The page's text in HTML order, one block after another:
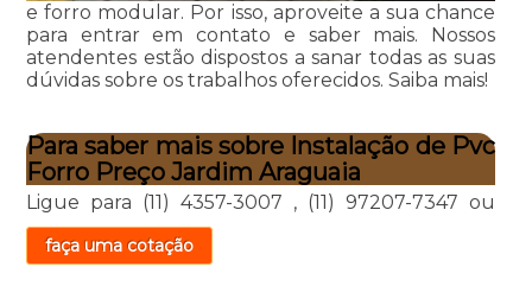
e forro modular. Por isso, aproveite a sua chance
para entrar em contato e saber mais. Nossos
atendentes estão dispostos a sanar todas as suas
dúvidas sobre os trabalhos oferecidos. Saiba mais!
Para saber mais sobre Instalação de Pvc
Forro Preço Jardim Araguaia
Ligue para (11) 4357-3007 , (11) 97207-7347 ou
faça uma cotação